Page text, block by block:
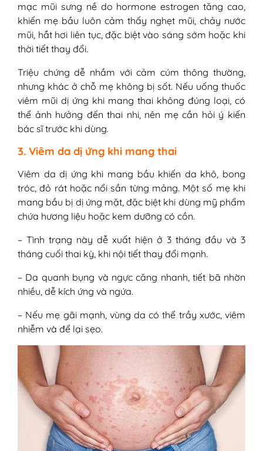
mạc mũi sưng nề do hormone estrogen tăng cao,
khiến mẹ bầu luôn cảm thấy nghẹt mũi, chảy nước
mũi, hắt hơi liên tục, đặc biệt vào sáng sớm hoặc khi
thời tiết thay đổi.
Triệu chứng dễ nhầm với cảm cúm thông thường,
nhưng khác ở chỗ mẹ không bị sốt. Nếu uống thuốc
viêm mũi dị ứng khi mang thai không đúng loại, có
thể ảnh hưởng đến thai nhi, nên mẹ cần hỏi ý kiến
bác sĩ trước khi dùng.
3. Viêm da dị ứng khi mang thai
Viêm da dị ứng khi mang bầu khiến da khô, bong
tróc, đỏ rát hoặc nổi sần từng mảng. Một số mẹ khi
mang bầu bị dị ứng mặt, đặc biệt khi dùng mỹ phẩm
chứa hương liệu hoặc kem dưỡng có cồn.
– Tình trạng này dễ xuất hiện ở 3 tháng đầu và 3
tháng cuối thai kỳ, khi nội tiết thay đổi mạnh.
– Da quanh bụng và ngực căng nhanh, tiết bã nhờn
nhiều, dễ kích ứng và ngứa.
– Nếu mẹ gãi mạnh, vùng da có thể trầy xước, viêm
nhiễm và để lại sẹo.